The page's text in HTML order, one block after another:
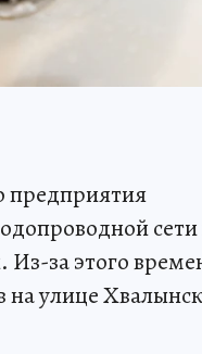
предприятия
за этого
на улице